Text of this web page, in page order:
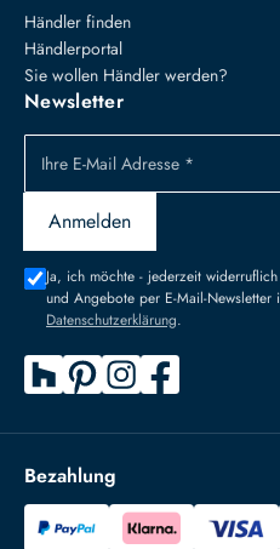
Händler finden
Händlerportal
Sie wollen Händler werden?
Newsletter
Ihre E-Mail Adresse *
Anmelden
Ja, ich möchte - jederzeit
und Angebote per E-Mail-Newsletter
Datenschutzerklärung.
Bezahlung